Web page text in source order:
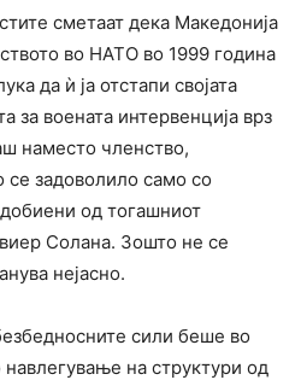
сметаат дека Македонија
во НАТО во 1999 година
да ѝ ја отстапи својата
за воената интервенција врз
наместо членство,
се задоволило само со
од тогашниот
Солана. Зошто не се
нејасно.
сили беше во
на структури од